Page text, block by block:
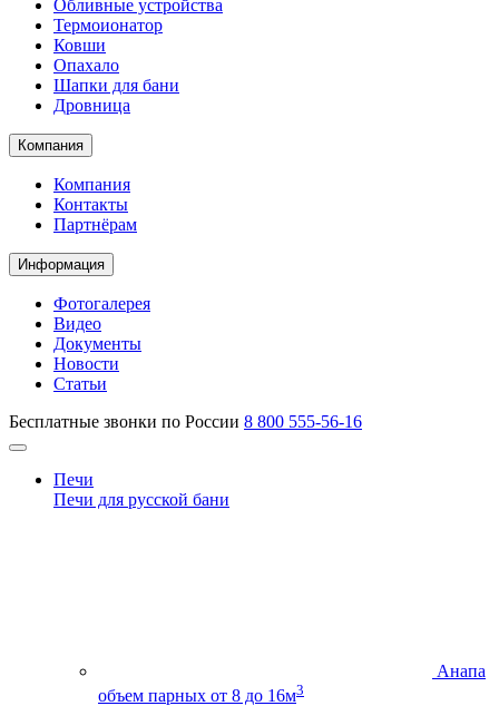
Обливные устройства
Термоионатор
Ковши
Опахало
Шапки для бани
Дровница
Компания
Компания
Контакты
Партнёрам
Информация
Фотогалерея
Видео
Документы
Новости
Статьи
Бесплатные звонки по России 8 800 555-56-16
Печи
Печи для русской бани
Анапа
объем парных от 8 до 16м3